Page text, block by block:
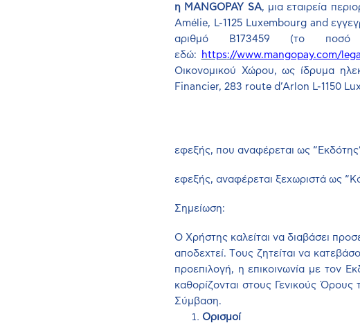
η MANGOPAY SA, μια εταιρεία
Amé lie, L-1125 Luxembourg and
αριθμό
B173459 (το ποσό
εδώ:
https://www.mangopay.com/
Οικονομικού Χώρου, ως ίδρυμα
Financier, 283 route d ’Arlon L-1150
εφεξής, που αναφέρεται ως
εφεξής, αναφέρεται ξεχωριστά ως
Σημείωση:
Ο Χρήστης καλείται να διαβάσει
αποδεχτεί. Tους ζητείται να
προεπιλογή, η επικοινωνία με τον
καθορίζονται στους Γενικούς Όρους
Σύμβαση.
Ορισμοί